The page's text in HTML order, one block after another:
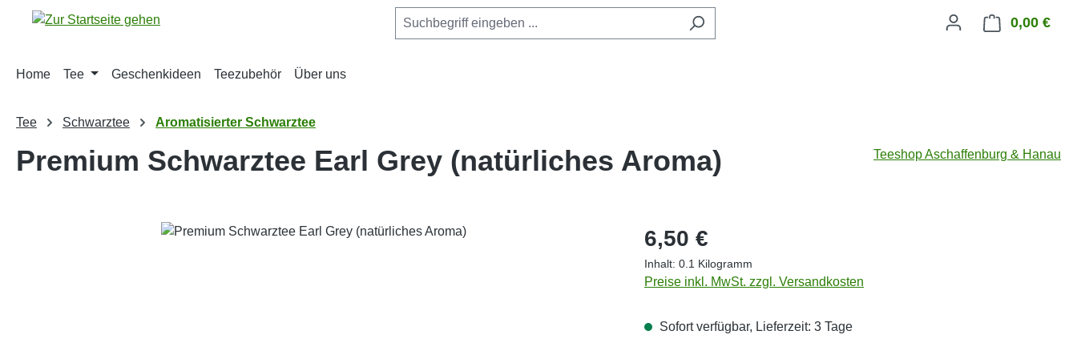
Hauptinhalt springen
Zur Suche springen
Zur Hauptnavigation springen 0,00 €
Home Tee Geschenkideen Teezubehör Über uns
Tee Schwarztee Aromatisierter Schwarztee
Premium Schwarztee Earl Grey (natürliches Aroma) Teeshop Aschaffenburg & Hanau
Bildergalerie überspringen Regulärer Preis:
6,50 €
Inhalt: 0.1 Kilogramm
Preise inkl. MwSt. zzgl. Versandkosten
Sofort verfügbar, Lieferzeit: 3 Tage